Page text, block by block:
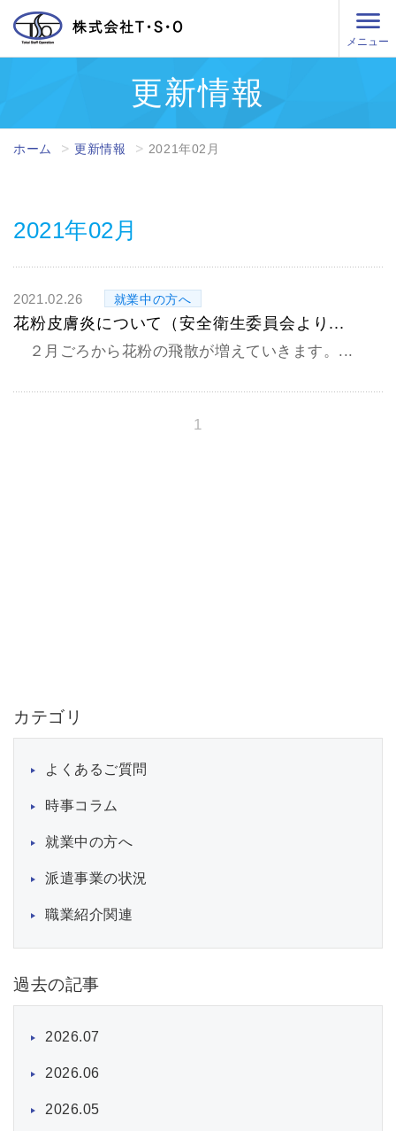
メニュー
更新情報
ホーム 更新情報 2021年02月
2021年02月
2021.02.26 就業中の方へ
花粉皮膚炎について（安全衛生委員会より...
２月ごろから花粉の飛散が増えていきます。...
1
カテゴリ
よくあるご質問
時事コラム
就業中の方へ
派遣事業の状況
職業紹介関連
過去の記事
2026.07
2026.06
2026.05